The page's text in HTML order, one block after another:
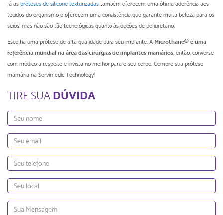
Já as próteses de silicone texturizadas também oferecem uma ótima aderência aos
tecidos do organismo e oferecem uma consistência que garante muita beleza para os
seios, mas não são tão tecnológicas quanto às opções de poliuretano.
Escolha uma prótese de alta qualidade para seu implante. A Microthane® é uma
referência mundial na área das cirurgias de implantes mamários, então, converse
com médico a respeito e invista no melhor para o seu corpo. Compre sua prótese
mamária na Servimedic Technology!
TIRE SUA DÚVIDA
Nome
Email
Telefone
Local
Mensagem